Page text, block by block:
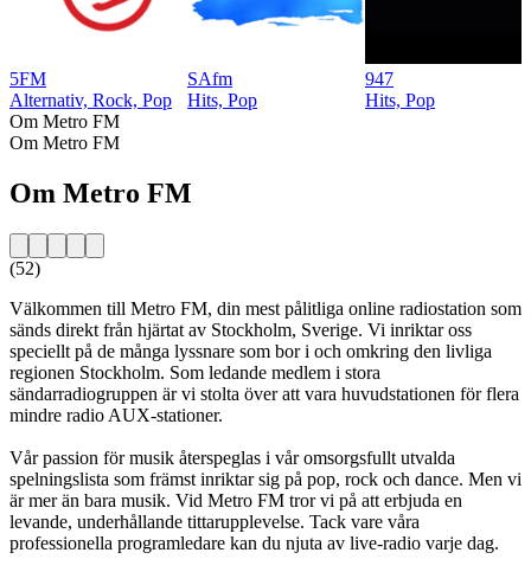
5FM
Alternativ, Rock, Pop
SAfm
Hits, Pop
947
Hits, Pop
Om Metro FM
Om Metro FM
Om Metro FM
(52)
Välkommen till Metro FM, din mest pålitliga online radiostation som
sänds direkt från hjärtat av Stockholm, Sverige. Vi inriktar oss
speciellt på de många lyssnare som bor i och omkring den livliga
regionen Stockholm. Som ledande medlem i stora
sändarradiogruppen är vi stolta över att vara huvudstationen för flera
mindre radio AUX-stationer.
Vår passion för musik återspeglas i vår omsorgsfullt utvalda
spelningslista som främst inriktar sig på pop, rock och dance. Men vi
är mer än bara musik. Vid Metro FM tror vi på att erbjuda en
levande, underhållande tittarupplevelse. Tack vare våra
professionella programledare kan du njuta av live-radio varje dag.